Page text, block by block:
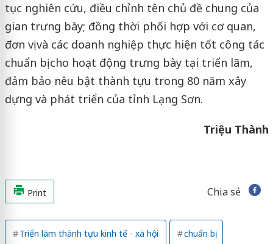
tục nghiên cứu, điều chỉnh tên chủ đề chung của
gian trưng bày; đồng thời phối hợp với cơ quan,
đơn vị và các doanh nghiệp thực hiện tốt công tác
chuẩn bị cho hoạt động trưng bày tại triển lãm,
đảm bảo nêu bật thành tựu trong 80 năm xây
dựng và phát triển của tỉnh Lạng Sơn.
Triệu Thành
Print Chia sẻ
Triển lãm thành tựu kinh tế - xã hội chuẩn bị